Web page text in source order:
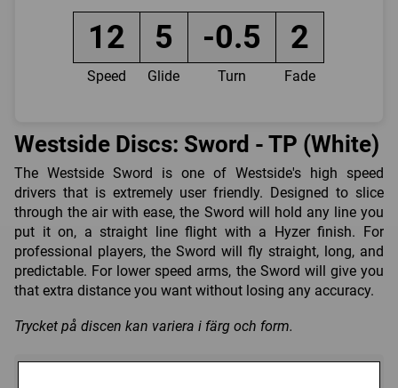
12 5 -0.5 2
Speed Glide Turn Fade
Westside Discs: Sword - TP (White)
The Westside Sword is one of Westside's high speed
drivers that is extremely user friendly. Designed to slice
through the air with ease, the Sword will hold any line you
put it on, a straight line flight with a Hyzer finish. For
professional players, the Sword will fly straight, long, and
predictable. For lower speed arms, the Sword will give you
that extra distance you want without losing any accuracy.
Trycket på discen kan variera i färg och form.